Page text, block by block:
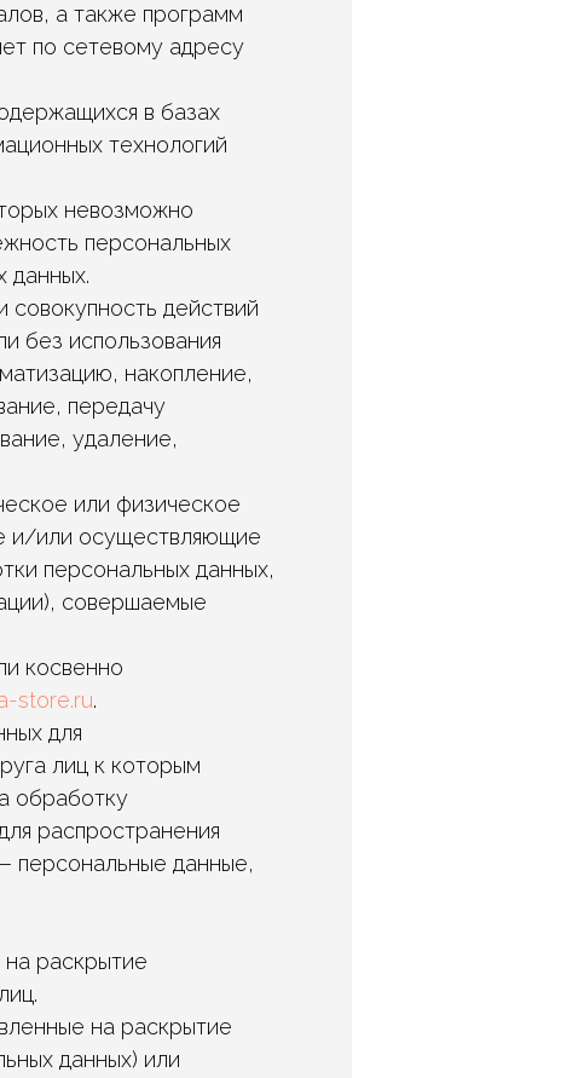
а также программ
по сетевому адресу
в базах
технологий
невозможно
персональных
данных.
действий
без использования
накопление,
передачу
удаление,
или физическое
и/или осуществляющие
персональных данных,
совершаемые
косвенно
store.ru.
для
лиц к которым
обработку
распространения
персональные данные,
раскрытие
на раскрытие
данных) или